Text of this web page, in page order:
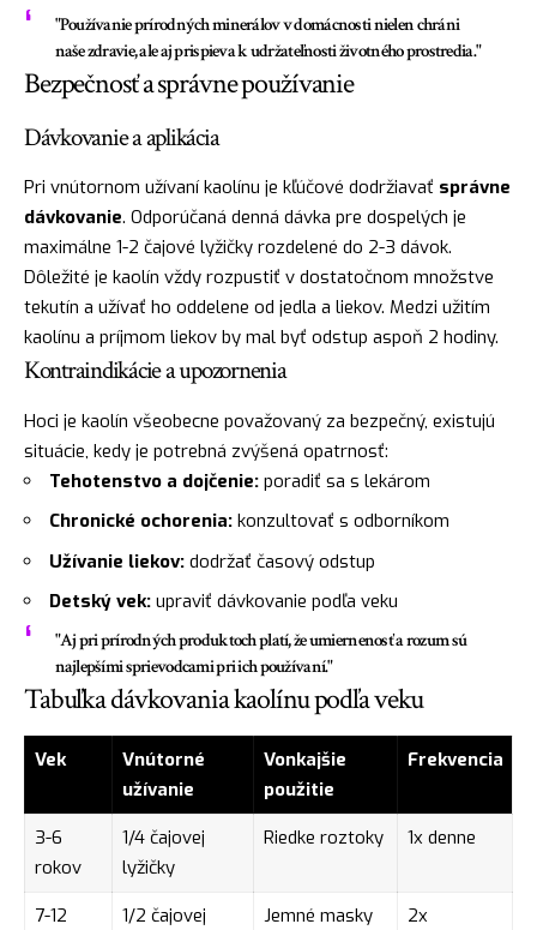
"Používanie prírodných minerálov v domácnosti nielen chráni
naše zdravie, ale aj prispieva k udržateľnosti životného prostredia."
Bezpečnosť a správne používanie
Dávkovanie a aplikácia
Pri vnútornom užívaní kaolínu je kľúčové dodržiavať správne
dávkovanie. Odporúčaná denná dávka pre dospelých je
maximálne 1-2 čajové lyžičky rozdelené do 2-3 dávok.
Dôležité je kaolín vždy rozpustiť v dostatočnom množstve
tekutín a užívať ho oddelene od jedla a liekov. Medzi užitím
kaolínu a príjmom liekov by mal byť odstup aspoň 2 hodiny.
Kontraindikácie a upozornenia
Hoci je kaolín všeobecne považovaný za bezpečný, existujú
situácie, kedy je potrebná zvýšená opatrnosť:
Tehotenstvo a dojčenie: poradiť sa s lekárom
Chronické ochorenia: konzultovať s odborníkom
Užívanie liekov: dodržať časový odstup
Detský vek: upraviť dávkovanie podľa veku
"Aj pri prírodných produktoch platí, že umiernenosť a rozum sú
najlepšími sprievodcami pri ich používaní."
Tabuľka dávkovania kaolínu podľa veku
Vek
Vnútorné
užívanie
Vonkajšie
použitie
Frekvencia
3-6
rokov
1/4 čajovej
lyžičky
Riedke roztoky 1x denne
7-12
1/2 čajovej
Jemné masky
2x